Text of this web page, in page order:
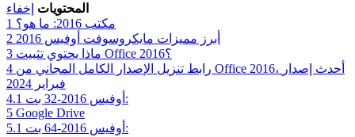
المحتويات إخفاء
1
مكتب 2016: ما هو؟
2
أبرز مميزات مايكروسوفت أوفيس 2016
3
ماذا يحتوي تثبيت Office 2016؟
4 رابط تنزيل الإصدار الكامل المجاني من Office 2016، أحدث إصدار
فبراير 2024
4.1
أوفيس 2016-32 بت:
5 Google Drive
5.1
أوفيس 2016-64 بت: